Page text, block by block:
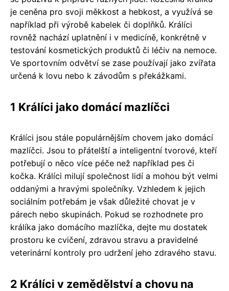
je ceněna pro svoji měkkost a hebkost, a využívá se
například při výrobě kabelek či doplňků. Králíci
rovněž nachází uplatnění i v medicíně, konkrétně v
testování kosmetických produktů či léčiv na nemoce.
Ve sportovním odvětví se zase používají jako zvířata
určená k lovu nebo k závodům s překážkami.
1 Králíci jako domácí mazlíčci
Králíci jsou stále populárnějším chovem jako domácí
mazlíčci. Jsou to přátelští a inteligentní tvorové, kteří
potřebují o něco více péče než například pes či
kočka. Králíci milují společnost lidí a mohou být velmi
oddanými a hravými společníky. Vzhledem k jejich
sociálním potřebám je však důležité chovat je v
párech nebo skupinách. Pokud se rozhodnete pro
králíka jako domácího mazlíčka, dejte mu dostatek
prostoru ke cvičení, zdravou stravu a pravidelné
veterinární kontroly pro udržení jeho zdravého stavu.
2 Králíci v zemědělství a chovu na